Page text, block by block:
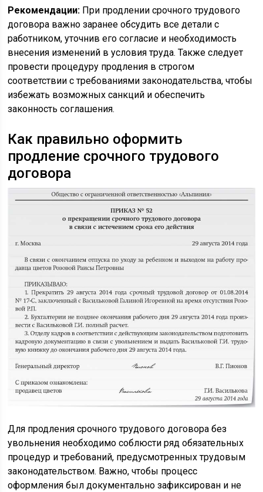
Рекомендации: При продлении срочного трудового
договора важно заранее обсудить все детали с
работником, уточнив его согласие и необходимость
внесения изменений в условия труда. Также следует
провести процедуру продления в строгом
соответствии с требованиями законодательства, чтобы
избежать возможных санкций и обеспечить
законность соглашения.
Как правильно оформить
продление срочного трудового
договора
Для продления срочного трудового договора без
увольнения необходимо соблюсти ряд обязательных
процедур и требований, предусмотренных трудовым
законодательством. Важно, чтобы процесс
оформления был документально зафиксирован и не